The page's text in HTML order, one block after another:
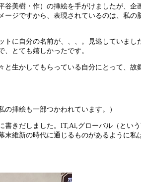
谷美樹・作）の挿絵を手がけましたが、企
ージですから、表現されているのは、私の
に自分の名前が、、、。見逃していまし
とても嬉しかったです。
生かしてもらっている自分にとって、故
挿絵も一部つかわれています。）
書きだしました。IT,Ai,グローバル（とい
維新の時代に通じるものがあるように私